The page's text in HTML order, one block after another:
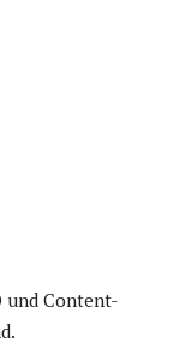
und Content-